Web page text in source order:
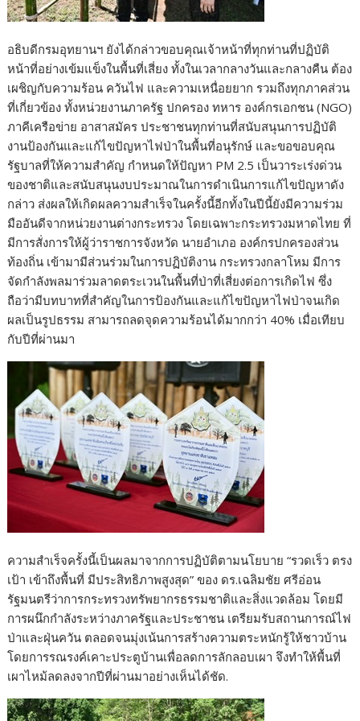
อธิบดีกรมอุทยานฯ ยังได้กล่าวขอบคุณเจ้าหน้าที่ทุกท่านที่ปฏิบัติ
หน้าที่อย่างเข้มแข็งในพื้นที่เสี่ยง ทั้งในเวลากลางวันและกลางคืน ต้อง
เผชิญกับความร้อน ควันไฟ และความเหนื่อยยาก รวมถึงทุกภาคส่วน
ที่เกี่ยวข้อง ทั้งหน่วยงานภาครัฐ ปกครอง ทหาร องค์กรเอกชน (NGO)
ภาคีเครือข่าย อาสาสมัคร ประชาชนทุกท่านที่สนับสนุนการปฏิบัติ
งานป้องกันและแก้ไขปัญหาไฟป่าในพื้นที่อนุรักษ์ และขอขอบคุณ
รัฐบาลที่ให้ความสำคัญ กำหนดให้ปัญหา PM 2.5 เป็นวาระเร่งด่วน
ของชาติและสนับสนุนงบประมาณในการดำเนินการแก้ไขปัญหาดัง
กล่าว ส่งผลให้เกิดผลความสำเร็จในครั้งนี้อีกทั้งในปีนี้ยังมีความร่วม
มืออันดีจากหน่วยงานต่างกระทรวง โดยเฉพาะกระทรวงมหาดไทย ที่
มีการสั่งการให้ผู้ว่าราชการจังหวัด นายอำเภอ องค์กรปกครองส่วน
ท้องถิ่น เข้ามามีส่วนร่วมในการปฏิบัติงาน กระทรวงกลาโหม มีการ
จัดกำลังพลมาร่วมลาดตระเวนในพื้นที่ป่าที่เสี่ยงต่อการเกิดไฟ ซึ่ง
ถือว่ามีบทบาทที่สำคัญในการป้องกันและแก้ไขปัญหาไฟป่าจนเกิด
ผลเป็นรูปธรรม สามารถลดจุดความร้อนได้มากกว่า 40% เมื่อเทียบ
กับปีที่ผ่านมา
ความสำเร็จครั้งนี้เป็นผลมาจากการปฏิบัติตามนโยบาย “รวดเร็ว ตรง
เป้า เข้าถึงพื้นที่ มีประสิทธิภาพสูงสุด” ของ ดร.เฉลิมชัย ศรีอ่อน
รัฐมนตรีว่าการกระทรวงทรัพยากรธรรมชาติและสิ่งแวดล้อม โดยมี
การผนึกกำลังระหว่างภาครัฐและประชาชน เตรียมรับสถานการณ์ไฟ
ป่าและฝุ่นควัน ตลอดจนมุ่งเน้นการสร้างความตระหนักรู้ให้ชาวบ้าน
โดยการรณรงค์เคาะประตูบ้านเพื่อลดการลักลอบเผา จึงทำให้พื้นที่
เผาไหม้ลดลงจากปีที่ผ่านมาอย่างเห็นได้ชัด.